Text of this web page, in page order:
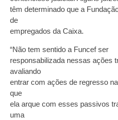
têm determinado que a
de
empregados da Caixa.
“Não tem sentido a Funcef ser
responsabilizada nessas ações
avaliando
entrar com ações de regresso
que
ela arque com esses passivos
uma